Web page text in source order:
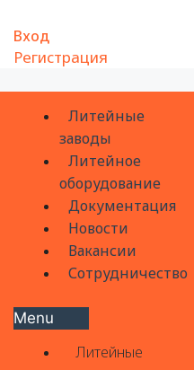
Вход
Регистрация
Литейные
заводы
Литейное
оборудование
Документация
Новости
Вакансии
Сотрудничество
Menu
Литейные